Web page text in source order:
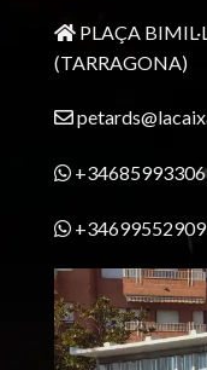
PLAÇA
(TARRAGONA)
+34685993306
+34699552909